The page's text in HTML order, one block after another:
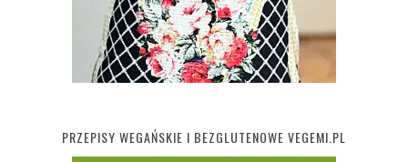
PRZEPISY WEGAŃSKIE I BEZGLUTENOWE VEGEMI.PL